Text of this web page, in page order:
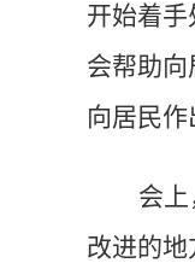
开始着
会帮助
向居民作
会
改进的